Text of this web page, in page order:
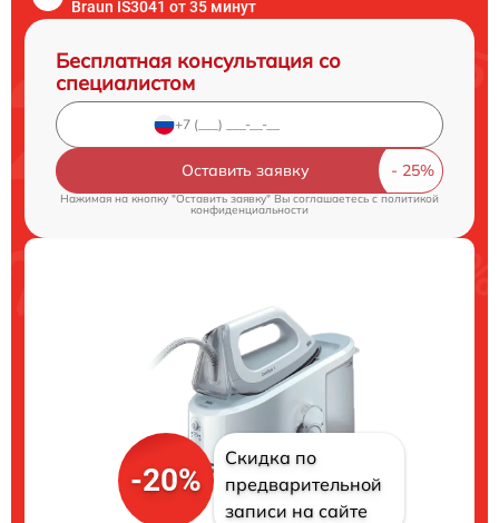
Braun IS3041 от 35 минут
Бесплатная консультация со
специалистом
Оставить заявку
Нажимая на кнопку "Оставить заявку" Вы соглашаетесь cполитикой
конфиденциальности
-20%
Скидка по
предварительной
записи на сайте